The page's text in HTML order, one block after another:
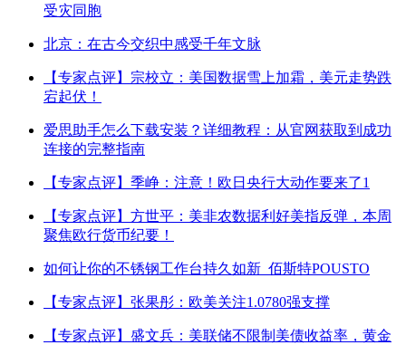
受灾同胞
北京：在古今交织中感受千年文脉
【专家点评】宗校立：美国数据雪上加霜，美元走势跌
宕起伏！
爱思助手怎么下载安装？详细教程：从官网获取到成功
连接的完整指南
【专家点评】季峥：注意！欧日央行大动作要来了1
【专家点评】方世平：美非农数据利好美指反弹，本周
聚焦欧行货币纪要！
如何让你的不锈钢工作台持久如新_佰斯特POUSTO
【专家点评】张果彤：欧美关注1.0780强支撑
【专家点评】盛文兵：美联储不限制美债收益率，黄金